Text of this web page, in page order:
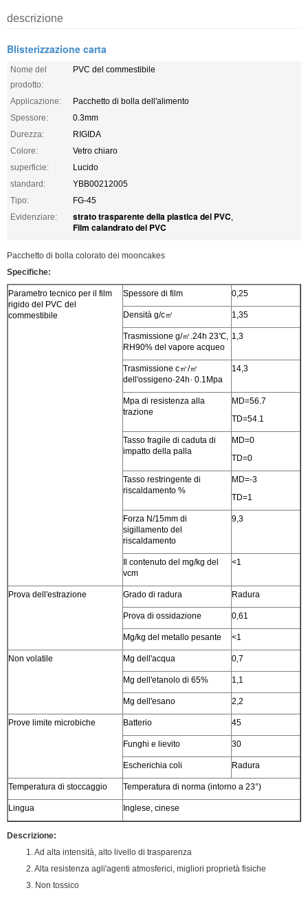
descrizione
Blisterizzazione carta
Nome del
prodotto:
PVC del commestibile
Applicazione:
Pacchetto di bolla dell'alimento
Spessore:
0.3mm
Durezza:
RIGIDA
Colore:
Vetro chiaro
superficie:
Lucido
standard:
YBB00212005
Tipo:
FG-45
Evidenziare:
strato trasparente della plastica del PVC,
Film calandrato del PVC
Pacchetto di bolla colorato dei mooncakes
Specifiche:
Parametro tecnico per il film
rigido del PVC del
commestibile
Spessore di film 0,25
Densità g/c㎡ 1,35
Trasmissione g/㎡.24h 23℃,
RH90% del vapore acqueo
1,3
Trasmissione c㎡/㎡
dell'ossigeno·24h· 0.1Mpa
14,3
Mpa di resistenza alla
trazione
MD=56.7
TD=54.1
Tasso fragile di caduta di
impatto della palla
MD=0
TD=0
Tasso restringente di
riscaldamento %
MD=-3
TD=1
Forza N/15mm di
sigillamento del
riscaldamento
9,3
Il contenuto del mg/kg del
vcm
<1
Prova dell'estrazione Grado di radura Radura
Prova di ossidazione 0,61
Mg/kg del metallo pesante <1
Non volatile Mg dell'acqua 0,7
Mg dell'etanolo di 65% 1,1
Mg dell'esano 2,2
Prove limite microbiche Batterio 45
Funghi e lievito 30
Escherichia coli Radura
Temperatura di stoccaggio Temperatura di norma (intorno a 23°)
Lingua Inglese, cinese
Descrizione:
1. Ad alta intensità, alto livello di trasparenza
2. Alta resistenza agli'agenti atmosferici, migliori proprietà fisiche
3. Non tossico